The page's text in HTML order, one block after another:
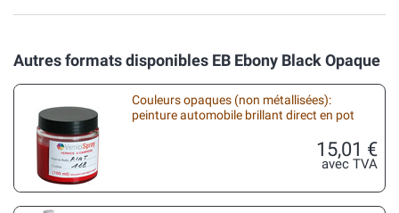
Autres formats disponibles EB Ebony Black Opaque
Couleurs opaques (non métallisées):
peinture automobile brillant direct en pot
15,01 €
avec TVA